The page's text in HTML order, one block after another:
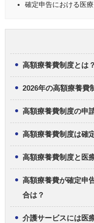
確定申告における医
高額療養費制度とは？
2026年の高額療養費
高額療養費制度の申
高額療養費制度は確
高額療養費制度と医
高額療養費が確定申
合は？
介護サービスには医